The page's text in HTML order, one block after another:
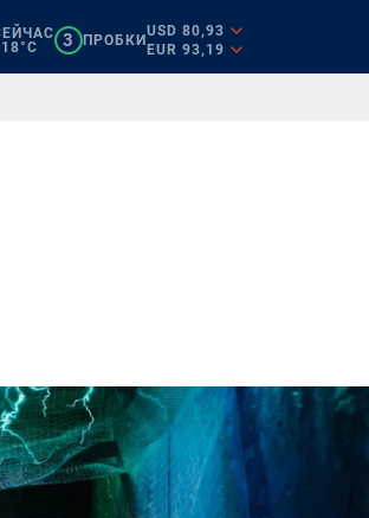
3 ПРОБКИ
USD 80,93
EUR 93,19